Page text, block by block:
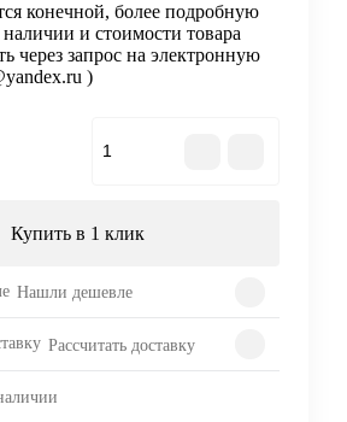
конечной, более подробную
и стоимости товара
через запрос на электронную
)
Купить в 1 клик
Нашли дешевле
Рассчитать доставку